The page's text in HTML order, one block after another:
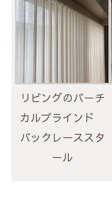
リビングのバーチ
カルブラインド
バックレーススタ
ール